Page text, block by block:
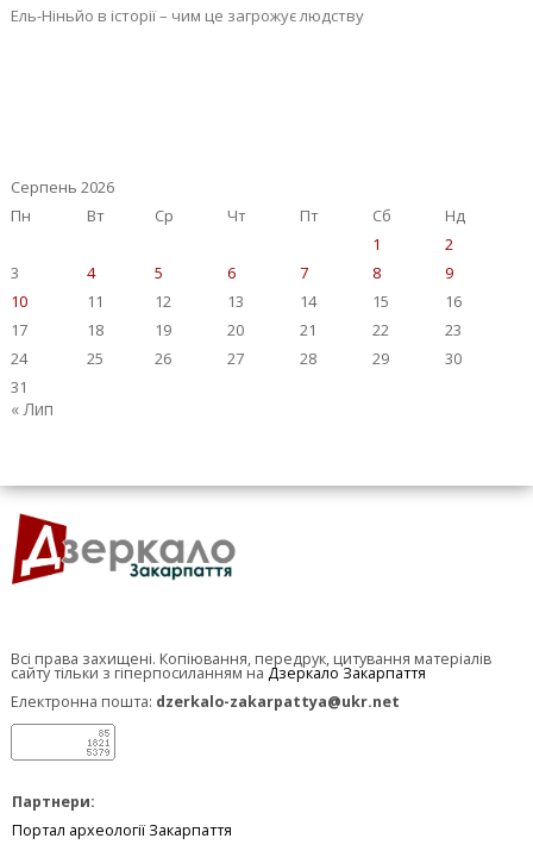
Ель-Ніньйо в історії – чим це загрожує людству
Серпень 2026
Пн
Вт Ср Чт Пт Сб
Нд
1
2
3
4 5 6 7 8
9
10
11 12 13 14 15
16
17
18 19 20 21 22
23
24
25 26 27 28 29
30
31
« Лип
Всі права захищені. Копіювання, передрук, цитування матеріалів
сайту тільки з гіперпосиланням на Дзеркало Закарпаття
Електронна пошта: dzerkalo-zakarpattya@ukr.net
Партнери:
Портал археології Закарпаття